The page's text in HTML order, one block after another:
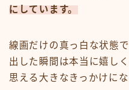
にしています。
線画だけの真っ白な状態
出した瞬間は本当に嬉しく
思える大きなきっかけにな